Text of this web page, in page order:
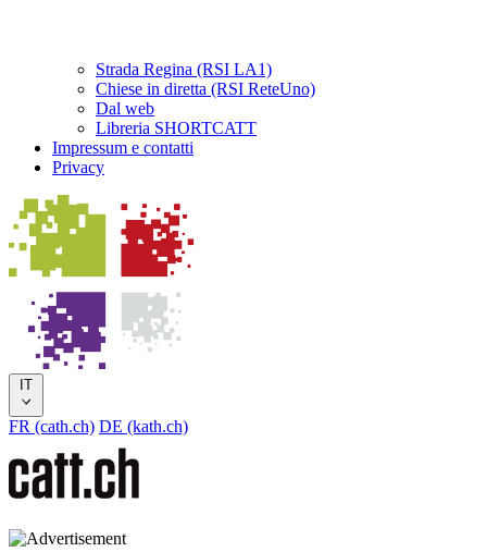
Strada Regina (RSI LA1)
Chiese in diretta (RSI ReteUno)
Dal web
Libreria SHORTCATT
Impressum e contatti
Privacy
IT
FR (cath.ch) DE (kath.ch)